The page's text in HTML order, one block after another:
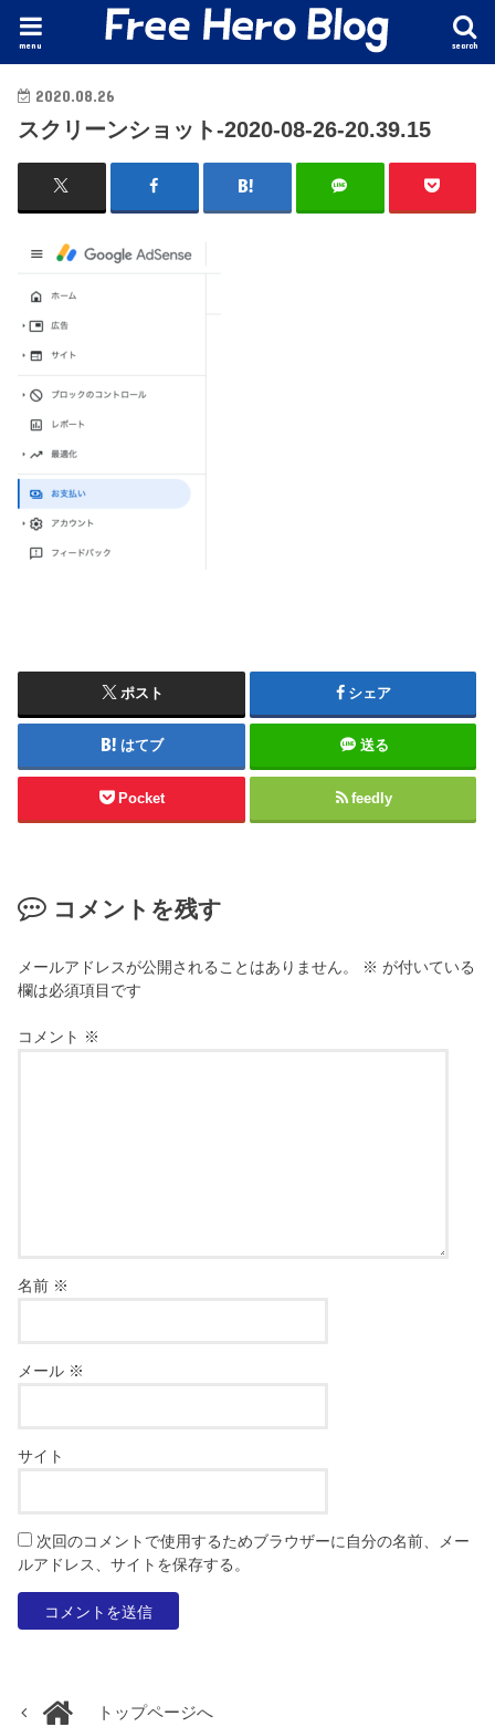
search
menu
2020.08.26
スクリーンショット-2020-08-26-20.39.15
ポスト シェア
はてブ 送る
Pocket feedly
コメントを残す
メールアドレスが公開されることはありません。 ※ が付いている
欄は必須項目です
コメント ※
名前 ※
メール ※
サイト
次回のコメントで使用するためブラウザーに自分の名前、メー
ルアドレス、サイトを保存する。
トップページへ